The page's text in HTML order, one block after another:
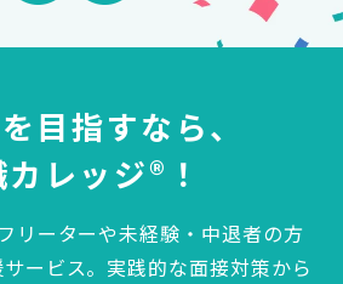
目指すなら、
レッジ®！
リーターや未経験・中退者の方
ービス。 実践的な面接対策から